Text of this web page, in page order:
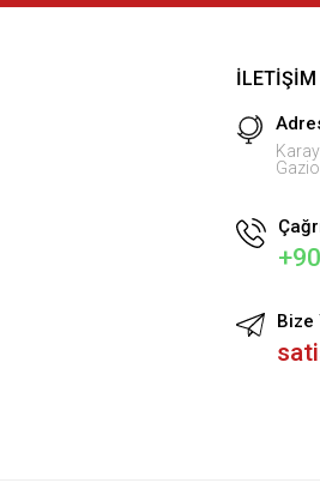
İLETIŞIM
Bize